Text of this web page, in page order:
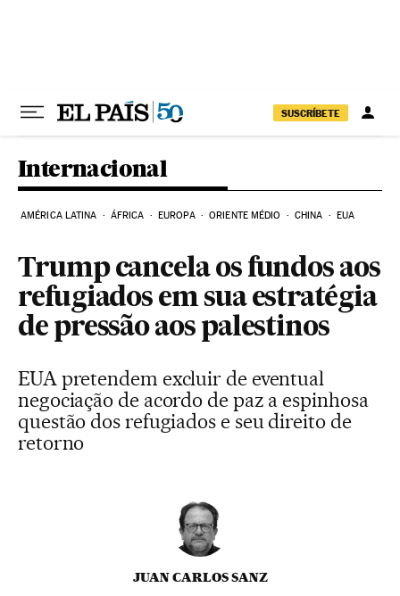
SUSCRÍBETE
Internacional
AMÉRICA LATINA ÁFRICA EUROPA ORIENTE MÉDIO CHINA EUA
Trump cancela os fundos aos
refugiados em sua estratégia
de pressão aos palestinos
EUA pretendem excluir de eventual
negociação de acordo de paz a espinhosa
questão dos refugiados e seu direito de
retorno
JUAN CARLOS SANZ